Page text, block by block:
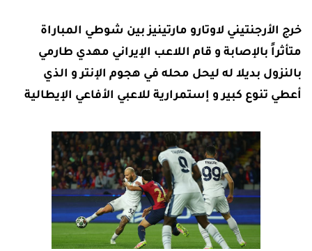
خرج الأرجنتيني لاوتارو مارتينيز بين شوطي المباراة
متأثراً بالإصابة و قام اللاعب الإيراني مهدي طارمي
بالنزول بديلا له ليحل محله في هجوم الإنتر و الذي
أعطي تنوع كبير و إستمرارية للاعبي الأفاعي الإيطالية